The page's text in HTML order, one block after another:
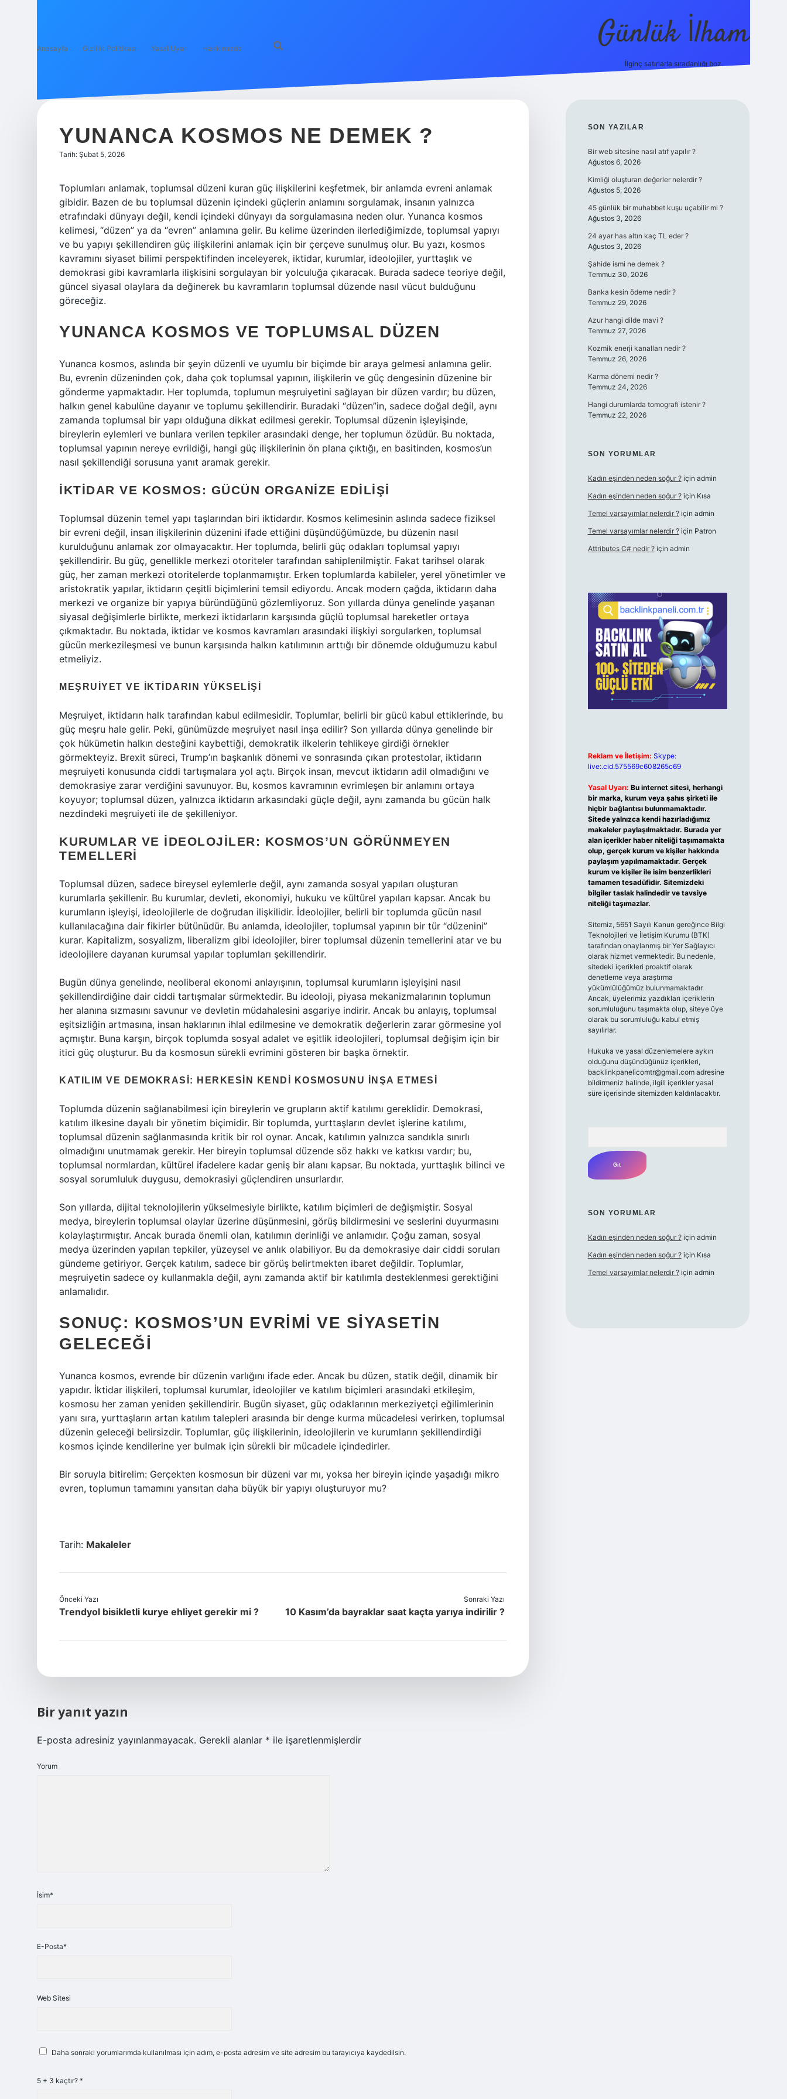
Anasayfa Gizlilik Politikası Yasal Uyarı Hakkımızda Günlük İlham
İlginç satırlarla sıradanlığı boz.
YUNANCA KOSMOS NE DEMEK ?
Tarih: Şubat 5, 2026
Toplumları anlamak, toplumsal düzeni kuran güç ilişkilerini keşfetmek, bir anlamda evreni anlamak
gibidir. Bazen de bu toplumsal düzenin içindeki güçlerin anlamını sorgulamak, insanın yalnızca
etrafındaki dünyayı değil, kendi içindeki dünyayı da sorgulamasına neden olur. Yunanca kosmos
kelimesi, “düzen” ya da “evren” anlamına gelir. Bu kelime üzerinden ilerlediğimizde, toplumsal yapıyı
ve bu yapıyı şekillendiren güç ilişkilerini anlamak için bir çerçeve sunulmuş olur. Bu yazı, kosmos
kavramını siyaset bilimi perspektifinden inceleyerek, iktidar, kurumlar, ideolojiler, yurttaşlık ve
demokrasi gibi kavramlarla ilişkisini sorgulayan bir yolculuğa çıkaracak. Burada sadece teoriye değil,
güncel siyasal olaylara da değinerek bu kavramların toplumsal düzende nasıl vücut bulduğunu
göreceğiz.
YUNANCA KOSMOS VE TOPLUMSAL DÜZEN
Yunanca kosmos, aslında bir şeyin düzenli ve uyumlu bir biçimde bir araya gelmesi anlamına gelir.
Bu, evrenin düzeninden çok, daha çok toplumsal yapının, ilişkilerin ve güç dengesinin düzenine bir
gönderme yapmaktadır. Her toplumda, toplumun meşruiyetini sağlayan bir düzen vardır; bu düzen,
halkın genel kabulüne dayanır ve toplumu şekillendirir. Buradaki “düzen”in, sadece doğal değil, aynı
zamanda toplumsal bir yapı olduğuna dikkat edilmesi gerekir. Toplumsal düzenin işleyişinde,
bireylerin eylemleri ve bunlara verilen tepkiler arasındaki denge, her toplumun özüdür. Bu noktada,
toplumsal yapının nereye evrildiği, hangi güç ilişkilerinin ön plana çıktığı, en basitinden, kosmos’un
nasıl şekillendiği sorusuna yanıt aramak gerekir.
İKTIDAR VE KOSMOS: GÜCÜN ORGANIZE EDILIŞI
Toplumsal düzenin temel yapı taşlarından biri iktidardır. Kosmos kelimesinin aslında sadece fiziksel
bir evreni değil, insan ilişkilerinin düzenini ifade ettiğini düşündüğümüzde, bu düzenin nasıl
kurulduğunu anlamak zor olmayacaktır. Her toplumda, belirli güç odakları toplumsal yapıyı
şekillendirir. Bu güç, genellikle merkezi otoriteler tarafından sahiplenilmiştir. Fakat tarihsel olarak
güç, her zaman merkezi otoritelerde toplanmamıştır. Erken toplumlarda kabileler, yerel yönetimler ve
aristokratik yapılar, iktidarın çeşitli biçimlerini temsil ediyordu. Ancak modern çağda, iktidarın daha
merkezi ve organize bir yapıya büründüğünü gözlemliyoruz. Son yıllarda dünya genelinde yaşanan
siyasal değişimlerle birlikte, merkezi iktidarların karşısında güçlü toplumsal hareketler ortaya
çıkmaktadır. Bu noktada, iktidar ve kosmos kavramları arasındaki ilişkiyi sorgularken, toplumsal
gücün merkezileşmesi ve bunun karşısında halkın katılımının arttığı bir dönemde olduğumuzu kabul
etmeliyiz.
MEŞRUIYET VE İKTIDARIN YÜKSELIŞI
Meşruiyet, iktidarın halk tarafından kabul edilmesidir. Toplumlar, belirli bir gücü kabul ettiklerinde, bu
güç meşru hale gelir. Peki, günümüzde meşruiyet nasıl inşa edilir? Son yıllarda dünya genelinde bir
çok hükümetin halkın desteğini kaybettiği, demokratik ilkelerin tehlikeye girdiği örnekler
görmekteyiz. Brexit süreci, Trump’ın başkanlık dönemi ve sonrasında çıkan protestolar, iktidarın
meşruiyeti konusunda ciddi tartışmalara yol açtı. Birçok insan, mevcut iktidarın adil olmadığını ve
demokrasiye zarar verdiğini savunuyor. Bu, kosmos kavramının evrimleşen bir anlamını ortaya
koyuyor; toplumsal düzen, yalnızca iktidarın arkasındaki güçle değil, aynı zamanda bu gücün halk
nezdindeki meşruiyeti ile de şekilleniyor.
KURUMLAR VE İDEOLOJILER: KOSMOS’UN GÖRÜNMEYEN
TEMELLERI
Toplumsal düzen, sadece bireysel eylemlerle değil, aynı zamanda sosyal yapıları oluşturan
kurumlarla şekillenir. Bu kurumlar, devleti, ekonomiyi, hukuku ve kültürel yapıları kapsar. Ancak bu
kurumların işleyişi, ideolojilerle de doğrudan ilişkilidir. İdeolojiler, belirli bir toplumda gücün nasıl
kullanılacağına dair fikirler bütünüdür. Bu anlamda, ideolojiler, toplumsal yapının bir tür “düzenini”
kurar. Kapitalizm, sosyalizm, liberalizm gibi ideolojiler, birer toplumsal düzenin temellerini atar ve bu
ideolojilere dayanan kurumsal yapılar toplumları şekillendirir.
Bugün dünya genelinde, neoliberal ekonomi anlayışının, toplumsal kurumların işleyişini nasıl
şekillendirdiğine dair ciddi tartışmalar sürmektedir. Bu ideoloji, piyasa mekanizmalarının toplumun
her alanına sızmasını savunur ve devletin müdahalesini asgariye indirir. Ancak bu anlayış, toplumsal
eşitsizliğin artmasına, insan haklarının ihlal edilmesine ve demokratik değerlerin zarar görmesine yol
açmıştır. Buna karşın, birçok toplumda sosyal adalet ve eşitlik ideolojileri, toplumsal değişim için bir
itici güç oluşturur. Bu da kosmosun sürekli evrimini gösteren bir başka örnektir.
KATILIM VE DEMOKRASI: HERKESIN KENDI KOSMOSUNU İNŞA ETMESI
Toplumda düzenin sağlanabilmesi için bireylerin ve grupların aktif katılımı gereklidir. Demokrasi,
katılım ilkesine dayalı bir yönetim biçimidir. Bir toplumda, yurttaşların devlet işlerine katılımı,
toplumsal düzenin sağlanmasında kritik bir rol oynar. Ancak, katılımın yalnızca sandıkla sınırlı
olmadığını unutmamak gerekir. Her bireyin toplumsal düzende söz hakkı ve katkısı vardır; bu,
toplumsal normlardan, kültürel ifadelere kadar geniş bir alanı kapsar. Bu noktada, yurttaşlık bilinci ve
sosyal sorumluluk duygusu, demokrasiyi güçlendiren unsurlardır.
Son yıllarda, dijital teknolojilerin yükselmesiyle birlikte, katılım biçimleri de değişmiştir. Sosyal
medya, bireylerin toplumsal olaylar üzerine düşünmesini, görüş bildirmesini ve seslerini duyurmasını
kolaylaştırmıştır. Ancak burada önemli olan, katılımın derinliği ve anlamıdır. Çoğu zaman, sosyal
medya üzerinden yapılan tepkiler, yüzeysel ve anlık olabiliyor. Bu da demokrasiye dair ciddi soruları
gündeme getiriyor. Gerçek katılım, sadece bir görüş belirtmekten ibaret değildir. Toplumlar,
meşruiyetin sadece oy kullanmakla değil, aynı zamanda aktif bir katılımla desteklenmesi gerektiğini
anlamalıdır.
SONUÇ: KOSMOS’UN EVRIMI VE SIYASETIN
GELECEĞI
Yunanca kosmos, evrende bir düzenin varlığını ifade eder. Ancak bu düzen, statik değil, dinamik bir
yapıdır. İktidar ilişkileri, toplumsal kurumlar, ideolojiler ve katılım biçimleri arasındaki etkileşim,
kosmosu her zaman yeniden şekillendirir. Bugün siyaset, güç odaklarının merkeziyetçi eğilimlerinin
yanı sıra, yurttaşların artan katılım talepleri arasında bir denge kurma mücadelesi verirken, toplumsal
düzenin geleceği belirsizdir. Toplumlar, güç ilişkilerinin, ideolojilerin ve kurumların şekillendirdiği
kosmos içinde kendilerine yer bulmak için sürekli bir mücadele içindedirler.
Bir soruyla bitirelim: Gerçekten kosmosun bir düzeni var mı, yoksa her bireyin içinde yaşadığı mikro
evren, toplumun tamamını yansıtan daha büyük bir yapıyı oluşturuyor mu?
Tarih: Makaleler
Önceki Yazı
Trendyol bisikletli kurye ehliyet gerekir mi ?
Sonraki Yazı
10 Kasım’da bayraklar saat kaçta yarıya indirilir ?
Bir yanıt yazın
E-posta adresiniz yayınlanmayacak. Gerekli alanlar * ile işaretlenmişlerdir
Yorum
İsim*
E-Posta*
Web Sitesi
Daha sonraki yorumlarımda kullanılması için adım, e-posta adresim ve site adresim bu tarayıcıya kaydedilsin.
5 + 3 kaçtır? *
SIDEBAR
SON YAZILAR
Bir web sitesine nasıl atıf yapılır ?
Ağustos 6, 2026
Kimliği oluşturan değerler nelerdir ?
Ağustos 5, 2026
45 günlük bir muhabbet kuşu uçabilir mi ?
Ağustos 3, 2026
24 ayar has altın kaç TL eder ?
Ağustos 3, 2026
Şahide ismi ne demek ?
Temmuz 30, 2026
Banka kesin ödeme nedir ?
Temmuz 29, 2026
Azur hangi dilde mavi ?
Temmuz 27, 2026
Kozmik enerji kanalları nedir ?
Temmuz 26, 2026
Karma dönemi nedir ?
Temmuz 24, 2026
Hangi durumlarda tomografi istenir ?
Temmuz 22, 2026
SON YORUMLAR
Kadın eşinden neden soğur ?için admin
Kadın eşinden neden soğur ?için Kısa
Temel varsayımlar nelerdir ?için admin
Temel varsayımlar nelerdir ?için Patron
Attributes C# nedir ?için admin
Reklam ve İletişim: Skype:
live:.cid.575569c608265c69
Yasal Uyarı: Bu internet sitesi, herhangi
bir marka, kurum veya şahıs şirketi ile
hiçbir bağlantısı bulunmamaktadır.
Sitede yalnızca kendi hazırladığımız
makaleler paylaşılmaktadır. Burada yer
alan içerikler haber niteliği taşımamakta
olup, gerçek kurum ve kişiler hakkında
paylaşım yapılmamaktadır. Gerçek
kurum ve kişiler ile isim benzerlikleri
tamamen tesadüfidir. Sitemizdeki
bilgiler taslak halindedir ve tavsiye
niteliği taşımazlar.
Sitemiz, 5651 Sayılı Kanun gereğince Bilgi
Teknolojileri ve İletişim Kurumu (BTK)
tarafından onaylanmış bir Yer Sağlayıcı
olarak hizmet vermektedir. Bu nedenle,
sitedeki içerikleri proaktif olarak
denetleme veya araştırma
yükümlülüğümüz bulunmamaktadır.
Ancak, üyelerimiz yazdıkları içeriklerin
sorumluluğunu taşımakta olup, siteye üye
olarak bu sorumluluğu kabul etmiş
sayılırlar.
Hukuka ve yasal düzenlemelere aykırı
olduğunu düşündüğünüz içerikleri,
backlinkpanelicomtr@gmail.comadresine
bildirmeniz halinde, ilgili içerikler yasal
süre içerisinde sitemizden kaldırılacaktır.
SON YORUMLAR
Kadın eşinden neden soğur ?için admin
Kadın eşinden neden soğur ?için Kısa
Temel varsayımlar nelerdir ?için admin